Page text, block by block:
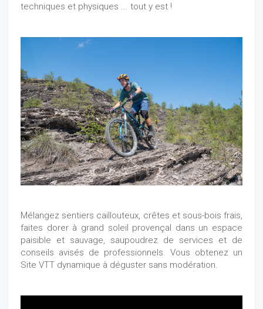
techniques et physiques ... tout y est !
Mélangez sentiers caillouteux, crêtes et sous-bois frais,
faites dorer à grand soleil provençal dans un espace
paisible et sauvage, saupoudrez de services et de
conseils avisés de professionnels. Vous obtenez un
Site VTT dynamique à déguster sans modération.